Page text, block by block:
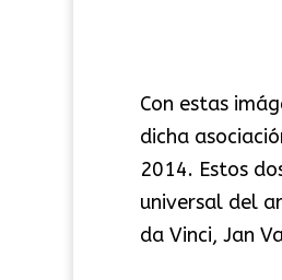
Con estas
dicha
2014. Estos
universal del
da Vinci, Jan